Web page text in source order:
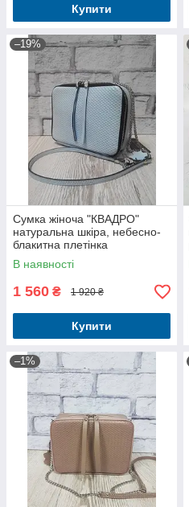
Купити
–19%
Сумка жіноча "КВАДРО"
натуральна шкіра, небесно-
блакитна плетінка
В наявності
1 560 ₴ 1 920 ₴
Купити
–1%